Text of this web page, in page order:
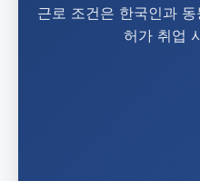
근로 조건은 한국인과
허가 취업